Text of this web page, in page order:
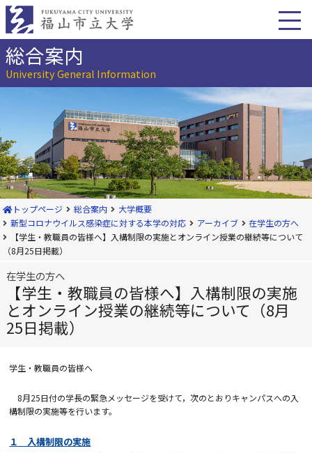
本
へ
動総合案内
University General Information
トップページ 総合案内
大学概要
新型コロナウイルス感染症に対する本学の対応
アーカイブ
在学生の方へ
【学生・教職員の皆様へ】入構制限の実施とオンライン授業の継続等について
（8月25日掲載）
在学生の方へ
【学生・教職員の皆様へ】入構制限の実施
とオンライン授業の継続等について（8月
25日掲載）
学生・教職員の皆様へ
8月25日付の学長の緊急メッセージを受けて，次のとおりキャンパスへの入
構制限の実施等を行います。
１ 入構制限の実施